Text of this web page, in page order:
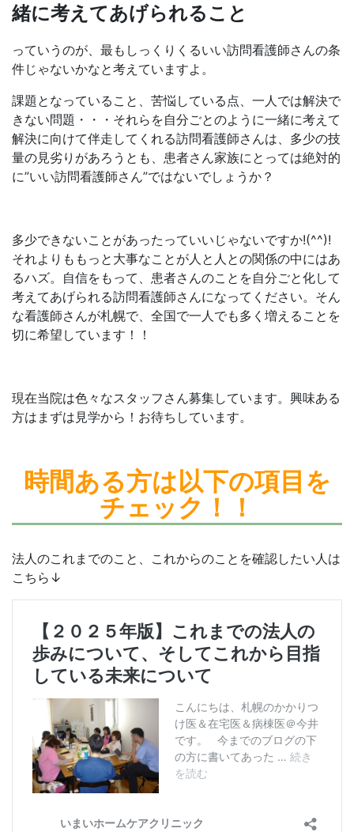
緒に考えてあげられること
っていうのが、最もしっくりくるいい訪問看護師さんの条
件じゃないかなと考えていますよ。
課題となっていること、苦悩している点、一人では解決で
きない問題・・・それらを自分ごとのように一緒に考えて
解決に向けて伴走してくれる訪問看護師さんは、多少の技
量の見劣りがあろうとも、患者さん家族にとっては絶対的
に”いい訪問看護師さん”ではないでしょうか？
多少できないことがあったっていいじゃないですか!(^^)!
それよりももっと大事なことが人と人との関係の中にはあ
るハズ。自信をもって、患者さんのことを自分ごと化して
考えてあげられる訪問看護師さんになってください。そん
な看護師さんが札幌で、全国で一人でも多く増えることを
切に希望しています！！
現在当院は色々なスタッフさん募集しています。興味ある
方はまずは見学から！お待ちしています。
時間ある方は以下の項目を
チェック！！
法人のこれまでのこと、これからのことを確認したい人は
こちら↓